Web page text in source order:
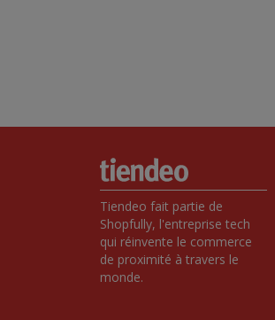
Tiendeo fait partie de
Shopfully, l'entreprise tech
qui réinvente le commerce
de proximité à travers le
monde.